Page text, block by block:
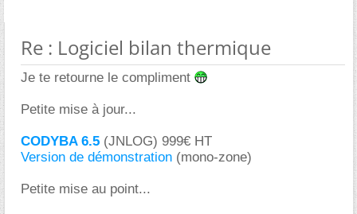
Re : Logiciel bilan thermique
Je te retourne le compliment
Petite mise à jour...
CODYBA 6.5 (JNLOG) 999€ HT
Version de démonstration (mono-zone)
Petite mise au point...